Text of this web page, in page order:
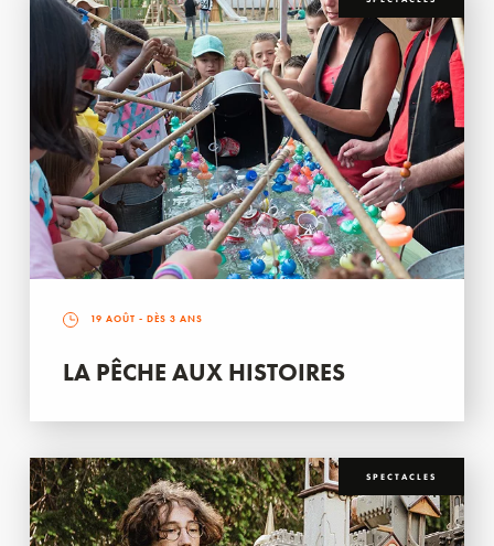
19 AOÛT - DÈS 3 ANS
LA PÊCHE AUX HISTOIRES
SPECTACLES